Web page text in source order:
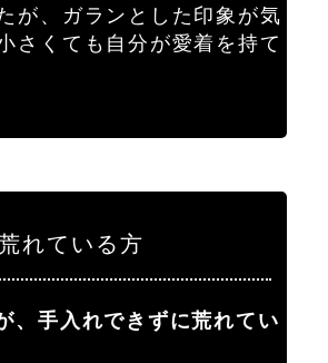
が、ガランとした印象が気
さくても自分が愛着を持て
れている方
、手入れできずに荒れてい